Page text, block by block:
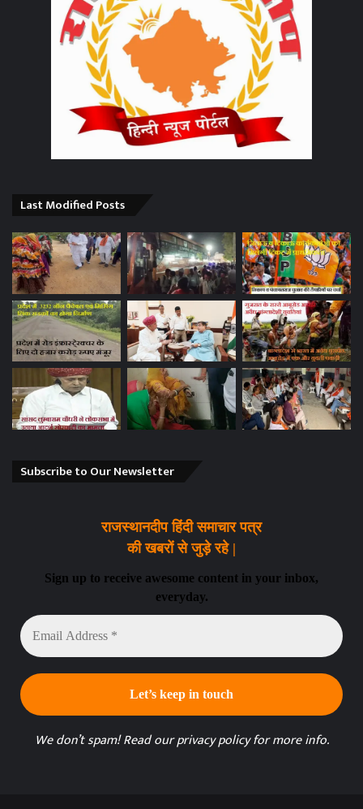
Last Modified Posts
Subscribe to Our Newsletter
राजस्थानदीप हिंदी समाचार पत्र
की खबरों से जुड़े रहे |
Sign up to receive awesome content in your inbox,
everyday.
Email
Address
*
We don’t spam! Read ourprivacy policyfor more info.